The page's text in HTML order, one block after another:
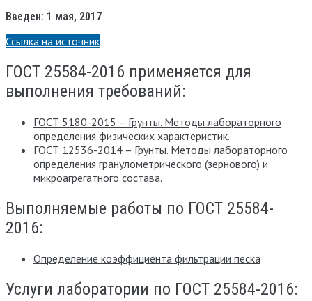
Введен: 1 мая, 2017
Ссылка на источник
ГОСТ 25584-2016 применяется для
выполнения требований:
ГОСТ 5180-2015 – Грунты. Методы лабораторного
определения физических характеристик.
ГОСТ 12536-2014 – Грунты. Методы лабораторного
определения гранулометрического (зернового) и
микроагрегатного состава.
Выполняемые работы по ГОСТ 25584-
2016:
Определение коэффициента фильтрации песка
Услуги лаборатории по ГОСТ 25584-2016: